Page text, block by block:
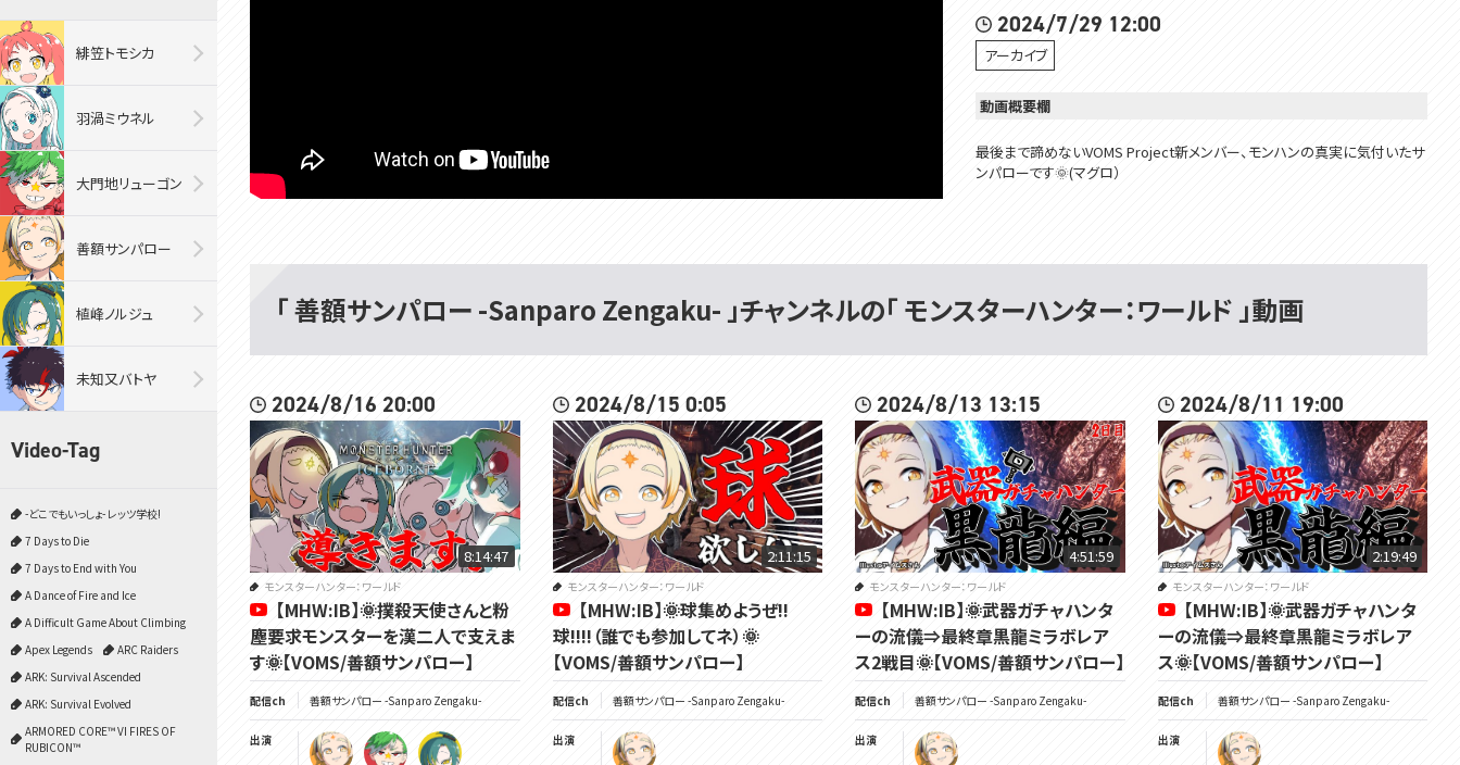
緋笠トモシカ
羽渦ミウネル
大門地リューゴン
善額サンパロー
植峰ノルジュ
未知又バトヤ
Video-Tag
-どこでもいっしょ- レッツ学校!
7 Days to Die
7 Days to End with You
A Dance of Fire and Ice
A Difficult Game About Climbing
Apex Legends
ARC Raiders
ARK: Survival Ascended
ARK: Survival Evolved
ARMORED CORE™ VI FIRES OF
RUBICON™
2024/7/29 12:00
アーカイブ
動画概要欄
最後まで諦めないVOMS Project新メンバー、モンハンの真実に気付いたサ
ンパローです🌞(マグロ）
るべく、こんな縛りをご用意しました。
ガッチさんとアルバトリオンを討伐した、ということは...!!
全武器アルバトリオンソロ討伐チャレンジ、ついに時が来た。
今回はミラソロ討伐準備編で素材集めます🌞
以下、縛り内容。
👇太陽ハンター、ウェポンマスターへの道👇
・初めてのクエストに持っていく武器は原則「視聴者リクエストルーレット」
で決める物とする。（使ったことない武器でも関係無）
・一度武器が決まったら、変更する事は出来ない。〇
・新クエストに持っていく武器を作る素材が足りない場合は、武器を選んで
素材稼ぎに行く事は良いものとする。〇
・最後まで決してあきらめない。〇
・愚痴を言わない。✖（ＭＨＷにて失敗）
・理不尽なタヒにキレない。✖（ＭＨＷにて失敗）
・アルバトリオンを全ての武器で討伐する👈New
(達成済み:片手/狩猟笛/弓/操虫棍/チャアク/スラアク/太刀/双剣/大剣/ハン
「 善額サンパロー -Sanparo Zengaku- 」チャンネルの「 モンスターハンター：ワールド 」動画
2024/8/16 20:00
8:14:47
モンスターハンター：ワールド
【MHW:IB】🌞撲殺天使さんと粉
塵要求モンスターを漢二人で支えま
す🌞【VOMS/善額サンパロー】
配信ch 善額サンパロー -Sanparo Zengaku-
出演
2024/8/15 0:05
2:11:15
モンスターハンター：ワールド
【MHW:IB】🌞球集めようぜ!!
球!!!!（誰でも参加してネ）🌞
【VOMS/善額サンパロー】
配信ch 善額サンパロー -Sanparo Zengaku-
出演
2024/8/13 13:15
4:51:59
モンスターハンター：ワールド
【MHW:IB】🌞武器ガチャハンタ
ーの流儀⇒最終章黒龍ミラボレア
ス2戦目🌞【VOMS/善額サンパロー】
配信ch 善額サンパロー -Sanparo Zengaku-
出演
2024/8/11 19:00
2:19:49
モンスターハンター：ワールド
【MHW:IB】🌞武器ガチャハンタ
ーの流儀⇒最終章黒龍ミラボレア
ス🌞【VOMS/善額サンパロー】
配信ch 善額サンパロー -Sanparo Zengaku-
出演